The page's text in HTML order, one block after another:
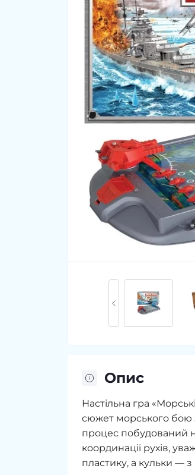
Опис
Настільна гра
сюжет морського бою
процес побудований
координації рухів,
пластику, а кульки — з